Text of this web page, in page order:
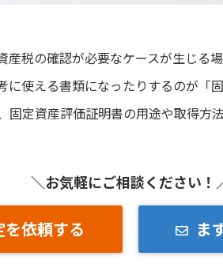
税の確認が必要なケースが生じる場
使える書類になったりするのが「
定資産評価証明書の用途や取得方
＼お気軽にご相談ください！
依頼する ま